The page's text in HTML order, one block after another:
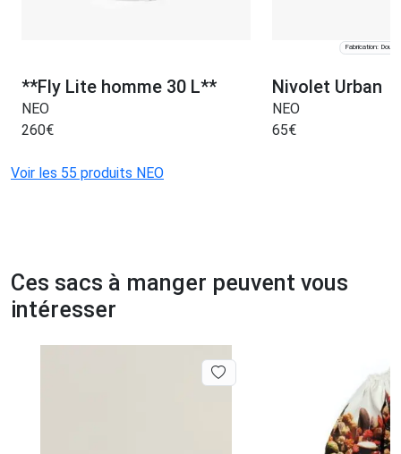
**Fly Lite homme 30 L**
NEO
260€
Fabrication:
Nivolet Urban
NEO
65€
Voir les 55 produits NEO
Ces sacs à manger peuvent vous
intéresser